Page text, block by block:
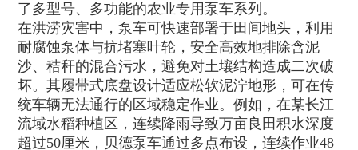
了多型号、多功能的农业专用泵车系列。
在洪涝灾害中，泵车可快速部署于田间地头，利用
耐腐蚀泵体与抗堵塞叶轮，安全高效地排除含泥
沙、秸秆的混合污水，避免对土壤结构造成二次破
坏。其履带式底盘设计适应松软泥泞地形，可在传
统车辆无法通行的区域稳定作业。例如，在某长江
流域水稻种植区，连续降雨导致万亩良田积水深度
超过50厘米，贝德泵车通过多点布设，连续作业48